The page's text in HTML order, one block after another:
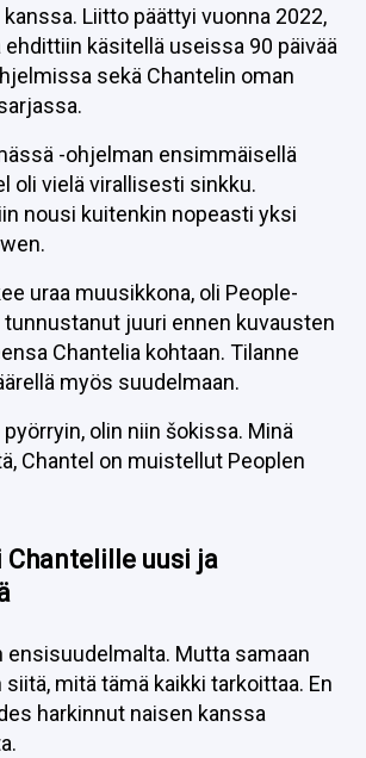
Liitto päättyi vuonna 2022,
ehdittiin käsitellä useissa 90 päivää
sekä Chantelin oman
-ohjelman ensimmäisellä
oli vielä virallisesti sinkku.
nousi kuitenkin nopeasti yksi
uraa muusikkona, oli People-
tunnustanut juuri ennen kuvausten
Chantelia kohtaan. Tilanne
myös suudelmaan.
olin niin šokissa. Minä
Chantel on muistellut Peoplen
Chantelille uusi ja
ensisuudelmalta. Mutta samaan
siitä, mitä tämä kaikki tarkoittaa. En
harkinnut naisen kanssa